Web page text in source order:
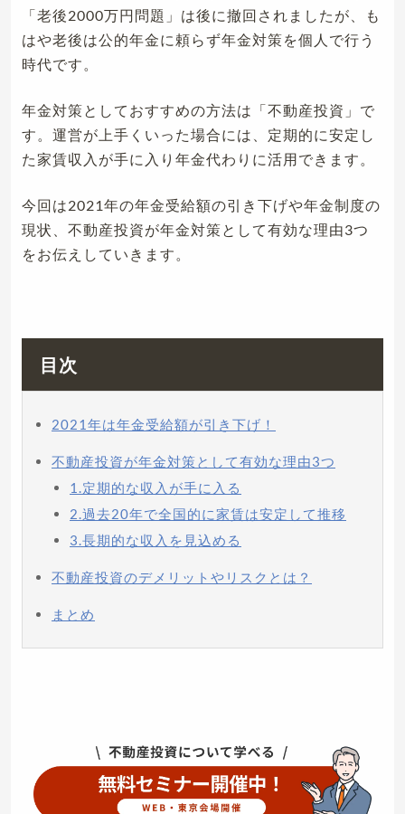
「老後2000万円問題」は後に撤回されましたが、も
はや老後は公的年金に頼らず年金対策を個人で行う
時代です。
年金対策としておすすめの方法は「不動産投資」で
す。運営が上手くいった場合には、定期的に安定し
た家賃収入が手に入り年金代わりに活用できます。
今回は2021年の年金受給額の引き下げや年金制度の
現状、不動産投資が年金対策として有効な理由3つ
をお伝えしていきます。
目次
2021年は年金受給額が引き下げ！
不動産投資が年金対策として有効な理由3つ
1.定期的な収入が手に入る
2.過去20年で全国的に家賃は安定して推移
3.長期的な収入を見込める
不動産投資のデメリットやリスクとは？
まとめ